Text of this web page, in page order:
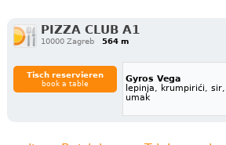
PIZZA CLUB A1
10000 Zagreb
564 m
Tisch reservieren
book a table
Gyros Vega
lepinja, krumpirići,
umak